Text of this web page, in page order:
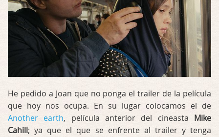
He pedido a Joan que no ponga el trailer de la película
que hoy nos ocupa. En su lugar colocamos el de
Another earth, película anterior del cineasta Mike
Cahill; ya que el que se enfrente al trailer y tenga